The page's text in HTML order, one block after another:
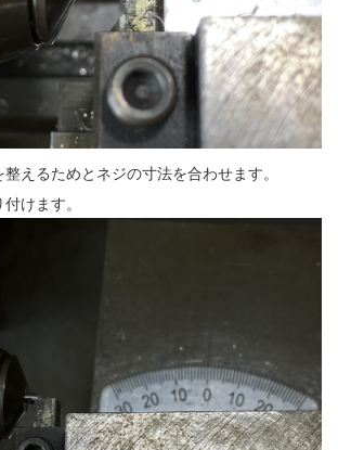
えるためとネジの寸法を合わせます。
けます。